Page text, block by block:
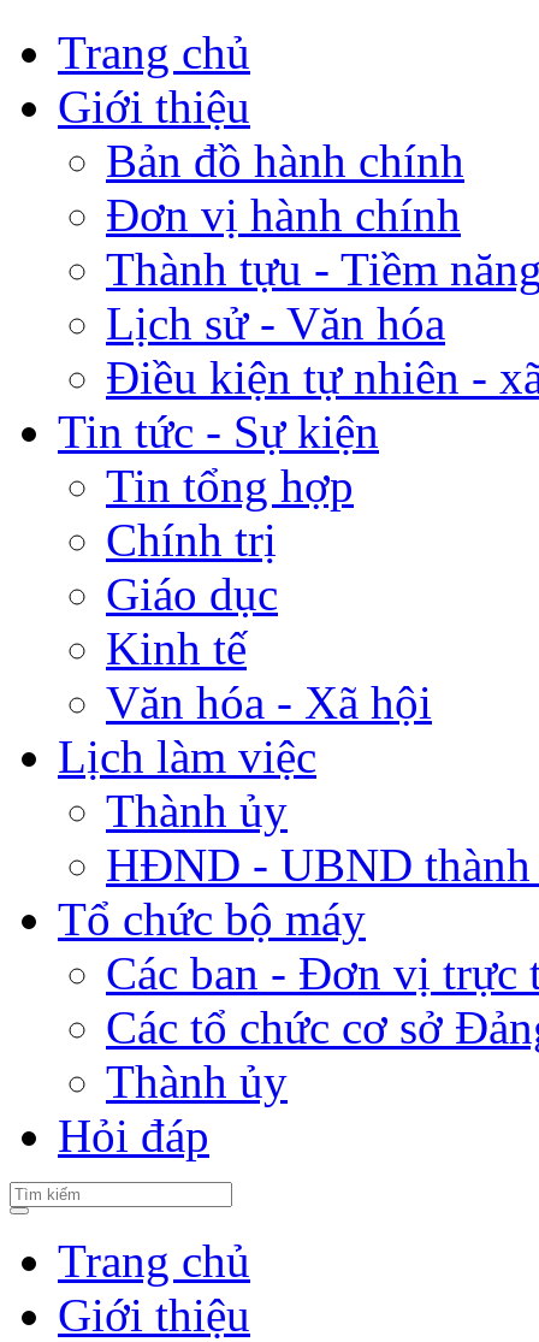
Trang chủ
Giới thiệu
Bản đồ hành chính
Đơn vị hành chính
Thành tựu - Tiềm
Lịch sử - Văn hóa
Điều kiện tự nhiên -
Tin tức - Sự kiện
Tin tổng hợp
Chính trị
Giáo dục
Kinh tế
Văn hóa - Xã hội
Lịch làm việc
Thành ủy
HĐND - UBND thành
Tổ chức bộ máy
Các ban - Đơn vị trực
Các tổ chức cơ sở
Thành ủy
Hỏi đáp
Trang chủ
Giới thiệu